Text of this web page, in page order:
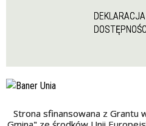
DEKLARACJA
Strona sfinansowana z Grantu